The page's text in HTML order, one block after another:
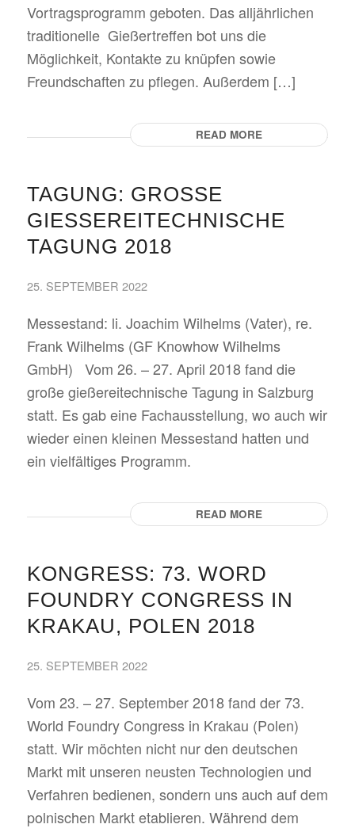
Vortragsprogramm geboten. Das alljährlichen
traditionelle Gießertreffen bot uns die
Möglichkeit, Kontakte zu knüpfen sowie
Freundschaften zu pflegen. Außerdem […]
READ MORE
TAGUNG: GROSSE G
IESSEREITECHNISCHE TA
GUNG 2018
25. SEPTEMBER 2022
Messestand: li. Joachim Wilhelms (Vater), re.
Frank Wilhelms (GF Knowhow Wilhelms
GmbH) Vom 26. – 27. April 2018 fand die
große gießereitechnische Tagung in Salzburg
statt. Es gab eine Fachausstellung, wo auch wir
wieder einen kleinen Messestand hatten und
ein vielfältiges Programm.
READ MORE
KONGRESS: 73. WORD
FOUNDRY CONGRESS IN
KRAKAU, POLEN 2018
25. SEPTEMBER 2022
Vom 23. – 27. September 2018 fand der 73.
World Foundry Congress in Krakau (Polen)
statt. Wir möchten nicht nur den deutschen
Markt mit unseren neusten Technologien und
Verfahren bedienen, sondern uns auch auf dem
polnischen Markt etablieren. Während dem